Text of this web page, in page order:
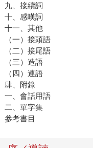
九、接續詞
十、感嘆詞
十一、其他
（一）接頭語
（二）接尾語
（三）造語
（四）連語
肆、附錄
一、會話用語
二、單字集
參考書目